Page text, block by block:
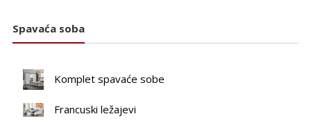
Spavaća soba
Komplet spavaće sobe
Francuski ležajevi